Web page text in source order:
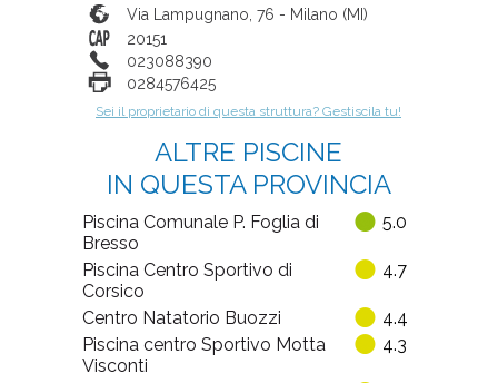
Via Lampugnano, 76 - Milano (MI )
20151
023088390
0284576425
Sei il proprietario di questa struttura? Gestiscila tu!
ALTRE PISCINE
IN QUESTA PROVINCIA
Piscina Comunale P. Foglia di
Bresso
5.0
Piscina Centro Sportivo di
Corsico
4.7
Centro Natatorio Buozzi
4.4
Piscina centro Sportivo Motta
Visconti
4.3